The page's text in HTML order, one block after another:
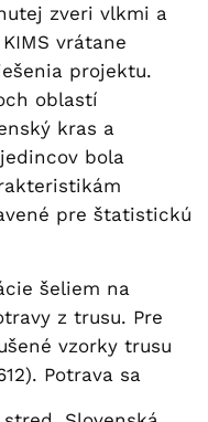
zveri vlkmi a
vrátane
projektu.
oblastí
kras a
bola
pre štatistickú
šeliem na
z trusu. Pre
vzorky trusu
Potrava sa